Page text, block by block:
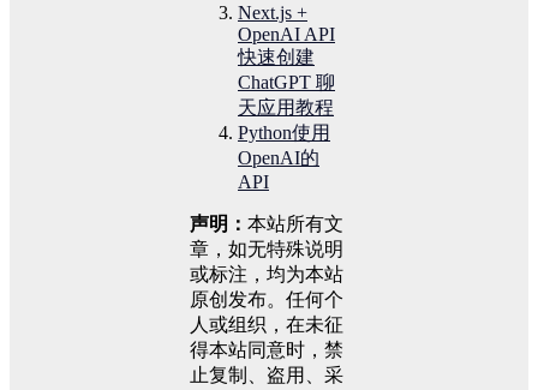
Next.js +
OpenAI API
快速创建
ChatGPT 聊
天应用教程
Python使用
OpenAI的
API
声明： 本站所有文
章，如无特殊说明
或标注，均为本站
原创发布。任何个
人或组织，在未征
得本站同意时，禁
止复制、盗用、采